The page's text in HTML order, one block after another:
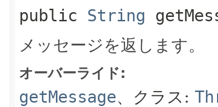
public String
メッセージを返します。
オーバーライド:
getMessage、クラス: